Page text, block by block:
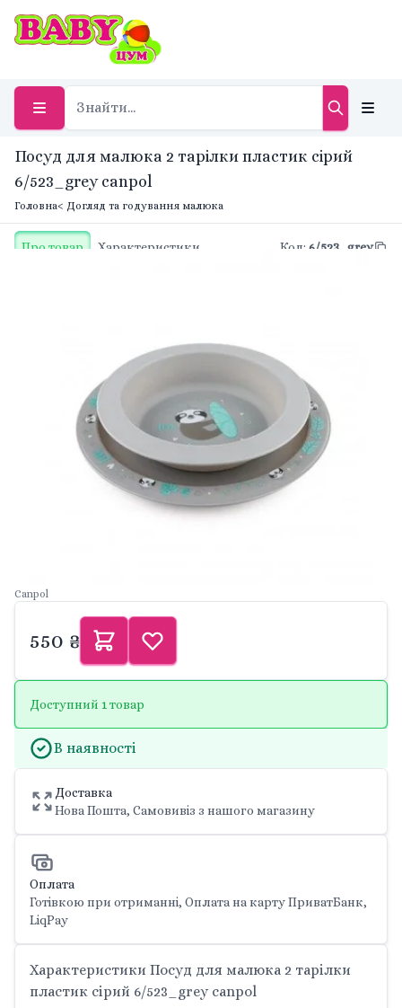
Посуд для малюка 2 тарілки пластик сірий
6/523_grey canpol
Головна< Догляд та годування малюка
Про товар Характеристики Код: 6/523_grey
Canpol
550 ₴
Доступний 1 товар
В наявності
Доставка
Нова Пошта, Самовивіз з нашого магазину
Оплата
Готівкою при отриманні, Оплата на карту ПриватБанк,
LiqPay
Характеристики Посуд для малюка 2 тарілки
пластик сірий 6/523_grey canpol